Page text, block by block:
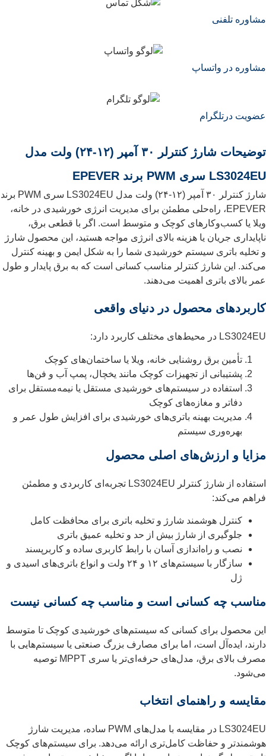
مشاوره تلفنی
مشاوره در واتساپ
عضویت درتلگرام
توضیحات شارژ کنترلر ۳۰ آمپر (۱۲-۲۴) ولت مدل
LS3024EU سری PWM برند EPEVER
شارژ کنترلر ۳۰ آمپر (۱۲-۲۴) ولت مدل LS3024EU سری PWM برند
EPEVER، راه‌حلی مطمئن برای مدیریت انرژی خورشیدی در خانه،
ویلا یا کسب‌وکارهای کوچک و متوسط است. اگر با قطعی برق،
ناپایداری جریان یا هزینه بالای انرژی مواجه هستید، این محصول شارژ
و تخلیه باتری سیستم خورشیدی شما را به شکل ایمن و بهینه کنترل
می‌کند. این شارژ کنترلر مناسب کسانی است که به برق پایدار و طول
عمر بالای باتری اهمیت می‌دهند.
کاربردهای محصول در دنیای واقعی
LS3024EU در محیط‌های مختلف کاربرد دارد:
تأمین برق روشنایی خانه، ویلا یا ساختمان‌های کوچک
پشتیبانی از تجهیزات کوچک مانند یخچال، پمپ آب و فن‌ها
استفاده در سیستم‌های خورشیدی مستقل یا نیمه‌مستقل برای
دفاتر و مغازه‌های کوچک
مدیریت بهینه باتری‌های خورشیدی برای افزایش طول عمر و
بهره‌وری سیستم
مزایا و ارزش‌های اصلی محصول
استفاده از شارژ کنترلر LS3024EU تجربه‌ای کاربردی و مطمئن
فراهم می‌کند:
کنترل هوشمند شارژ و تخلیه باتری برای محافظت کامل
جلوگیری از شارژ بیش از حد و تخلیه عمیق باتری
نصب و راه‌اندازی آسان با رابط کاربری ساده و کاربرپسند
سازگار با سیستم‌های ۱۲ و ۲۴ ولت و انواع باتری‌های اسیدی و
ژل
مناسب چه کسانی است و مناسب چه کسانی نیست
این محصول برای کسانی که سیستم‌های خورشیدی کوچک تا متوسط
دارند، ایده‌آل است، اما برای مصارف بزرگ صنعتی یا سیستم‌هایی با
مصرف بالای برق، مدل‌های حرفه‌ای‌تر یا سری MPPT توصیه
می‌شود.
مقایسه و راهنمای انتخاب
LS3024EU در مقایسه با مدل‌های PWM ساده، مدیریت شارژ
هوشمندتر و حفاظت کامل‌تری ارائه می‌دهد. برای سیستم‌های کوچک